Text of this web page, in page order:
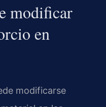
modificar
en
modificarse